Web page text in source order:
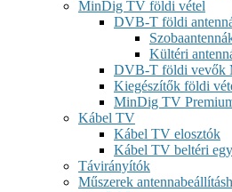
MinDig TV földi vétel
DVB-T földi
Kültéri
DVB-T földi vevők
Kiegészítők földi
MinDig TV
Kábel TV
Kábel TV elosztók
Kábel TV beltéri
Távirányítók
Műszerek